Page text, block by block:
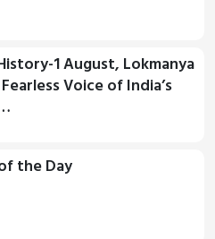
1 August, Lokmanya
Voice of India’s
the Day